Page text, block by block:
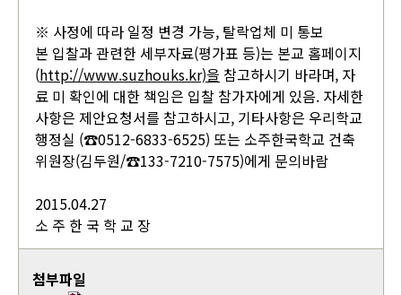
※ 사정에 따라 일정 변경 가능, 탈락업체 미 통보
본 입찰과 관련한 세부자료(평가표 등)는 본교 홈페이지
(http://www.suzhouks.kr)을 참고하시기 바라며, 자
료 미 확인에 대한 책임은 입찰 참가자에게 있음. 자세한
사항은 제안요청서를 참고하시고, 기타사항은 우리학교
행정실 (☎0512-6833-6525) 또는 소주한국학교 건축
위원장(김두원/☎133-7210-7575)에게 문의바람
2015.04.27
소 주 한 국 학 교 장
첨부파일